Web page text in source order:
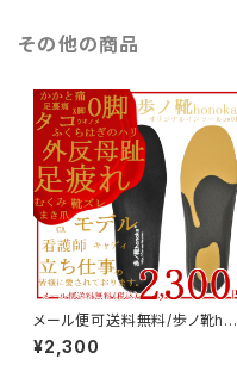
その他の商品
メール便可送料無料/歩ノ靴hon
okaオリジナル３Dインソールp
w01/外反母趾など足膝腰の味
¥2,300